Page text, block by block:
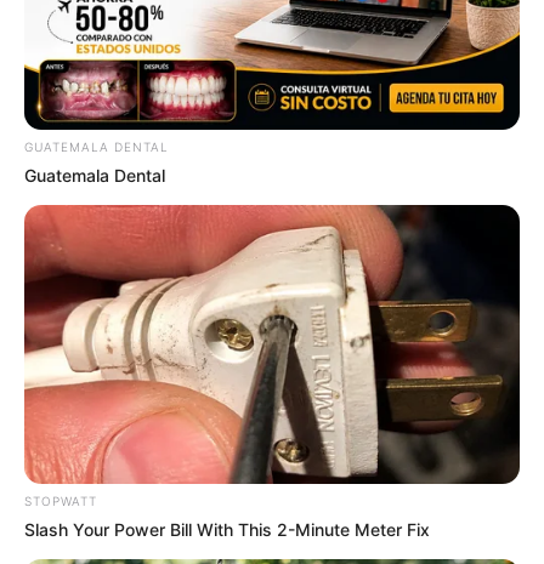
He Was Just A Step Away From Death: Makes You
Cry And Laugh
BUZZDAY
GUATEMALA DENTAL
Guatemala Dental
STOPWATT
Slash Your Power Bill With This 2-Minute Meter Fix